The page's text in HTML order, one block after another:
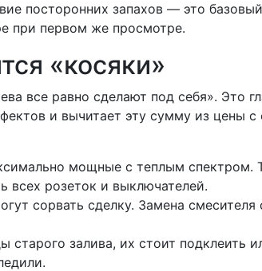
посторонних запахов — это
при первом же просмотре.
«косяки»
все равно сделают под себя». Это
и вычитает эту сумму из цены
мощные с теплым спектром.
всех розеток и выключателей.
сорвать сделку. Замена смесителя
залива, их стоит подклеить